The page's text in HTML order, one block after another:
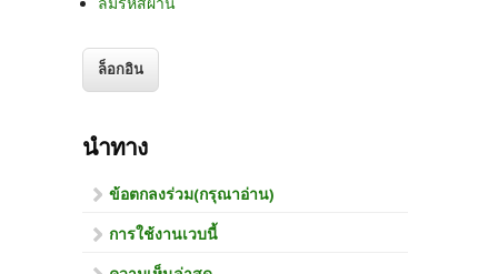
นำทาง
ข้อตกลงร่วม(กรุณาอ่าน)
การใช้งานเวบนี้